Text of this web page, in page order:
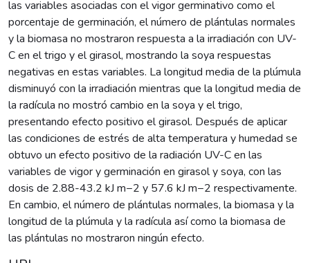
las variables asociadas con el vigor germinativo como el
porcentaje de germinación, el número de plántulas normales
y la biomasa no mostraron respuesta a la irradiación con UV-
C en el trigo y el girasol, mostrando la soya respuestas
negativas en estas variables. La longitud media de la plúmula
disminuyó con la irradiación mientras que la longitud media de
la radícula no mostró cambio en la soya y el trigo,
presentando efecto positivo el girasol. Después de aplicar
las condiciones de estrés de alta temperatura y humedad se
obtuvo un efecto positivo de la radiación UV-C en las
variables de vigor y germinación en girasol y soya, con las
dosis de 2.88-43.2 kJ m−2 y 57.6 kJ m−2 respectivamente.
En cambio, el número de plántulas normales, la biomasa y la
longitud de la plúmula y la radícula así como la biomasa de
las plántulas no mostraron ningún efecto.